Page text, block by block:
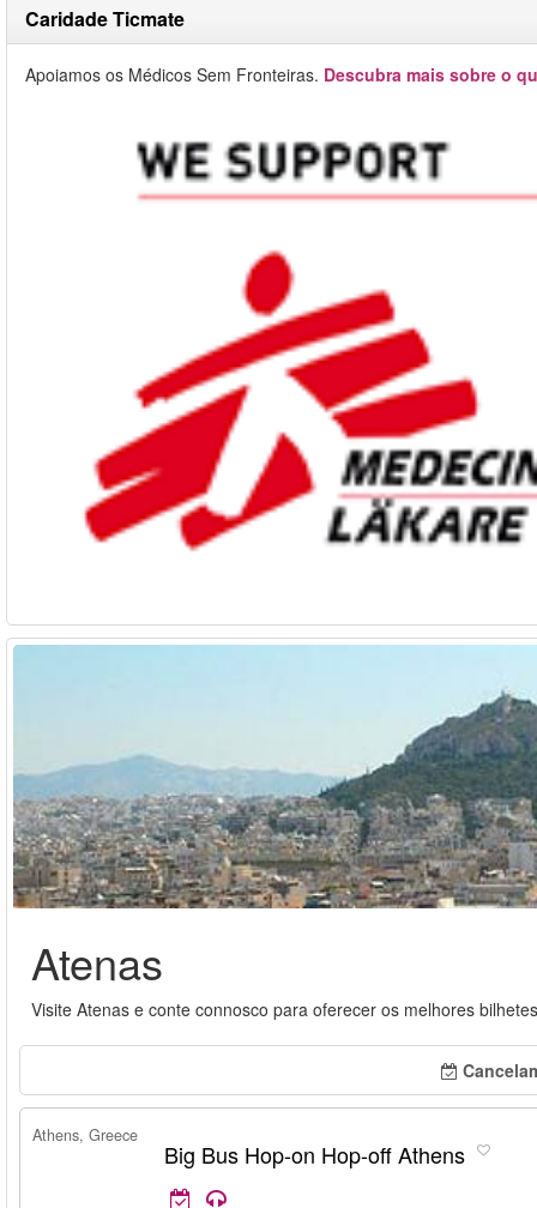
Caridade Ticmate
Apoiamos os Médicos Sem Fronteiras. Descubra mais sobre o
Atenas
Visite Atenas e conte connosco para oferecer os melhores
Athens, Greece
Big Bus Hop-on Hop-off Athens